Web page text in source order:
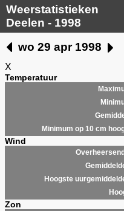
Weerstatistieken
Deelen - 1998
wo 29 apr 1998
X
Temperatuur
Minimum op 10 cm
Wind
Hoogste
Zon